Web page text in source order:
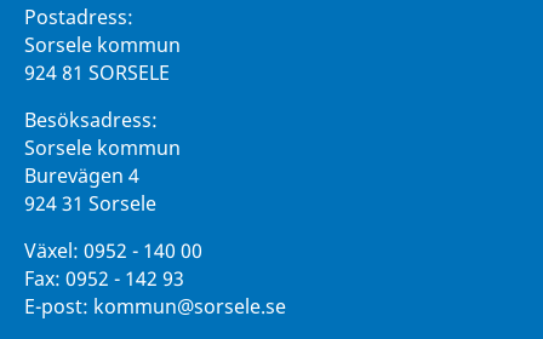
Postadress:
Sorsele kommun
924 81 SORSELE
Besöksadress:
Sorsele kommun
Burevägen 4
924 31 Sorsele
Växel: 0952 - 140 00
Fax: 0952 - 142 93
E-post: kommun@sorsele.se